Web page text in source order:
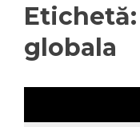
Etichetă:
globala